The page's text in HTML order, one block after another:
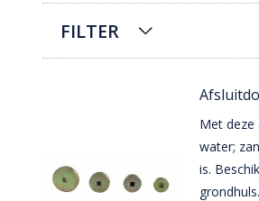
FILTER
Met deze
water;
is.
grondhuls.